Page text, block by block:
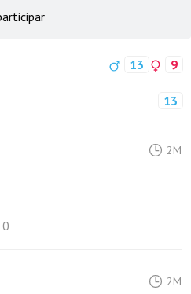
13 9
13
2M
0
2M